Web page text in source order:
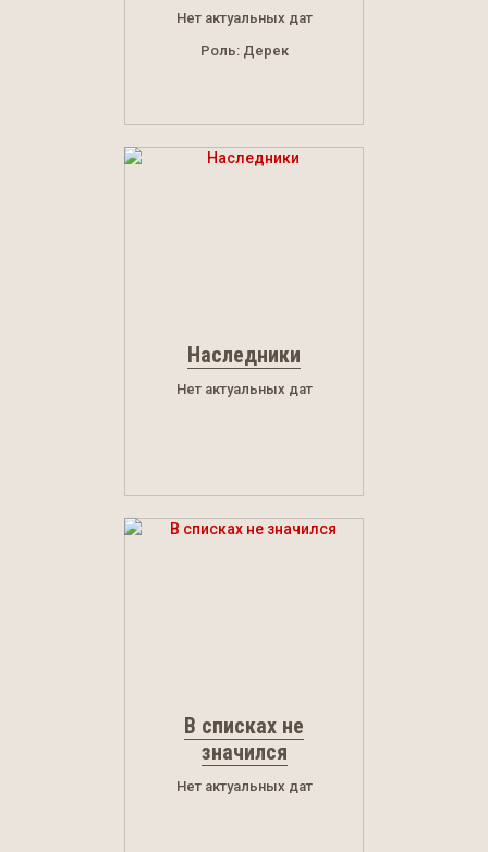
Нет актуальных дат
Роль: Дерек
Наследники
Нет актуальных дат
В списках не
значился
Нет актуальных дат